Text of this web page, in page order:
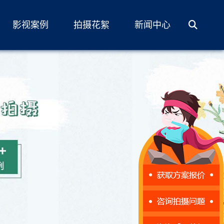
影视案例 拍摄花絮 新闻中心